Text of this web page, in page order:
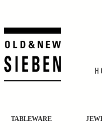
H
TABLEWARE